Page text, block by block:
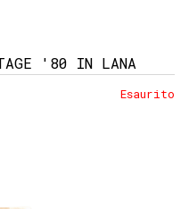
'80 IN LANA
Esaurito